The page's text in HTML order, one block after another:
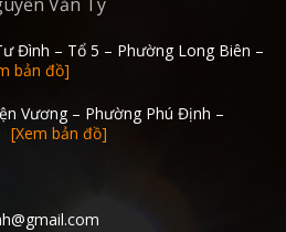
Đình – Tổ 5 – Phường Long Biên –
bản đồ]
Vương – Phường Phú Định –
[Xem bản đồ]